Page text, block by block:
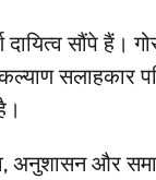
सौंपे हैं।
कल्याण सलाहकार
अनुशासन और
भूलें